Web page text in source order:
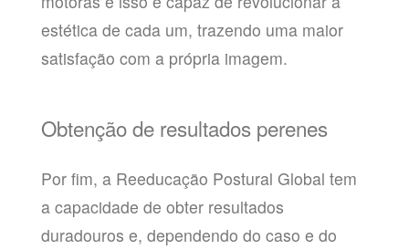
estética de cada um, trazendo uma maior
satisfação com a própria imagem.
Obtenção de resultados perenes
Por fim, a Reeducação Postural Global tem
a capacidade de obter resultados
duradouros e, dependendo do caso e do